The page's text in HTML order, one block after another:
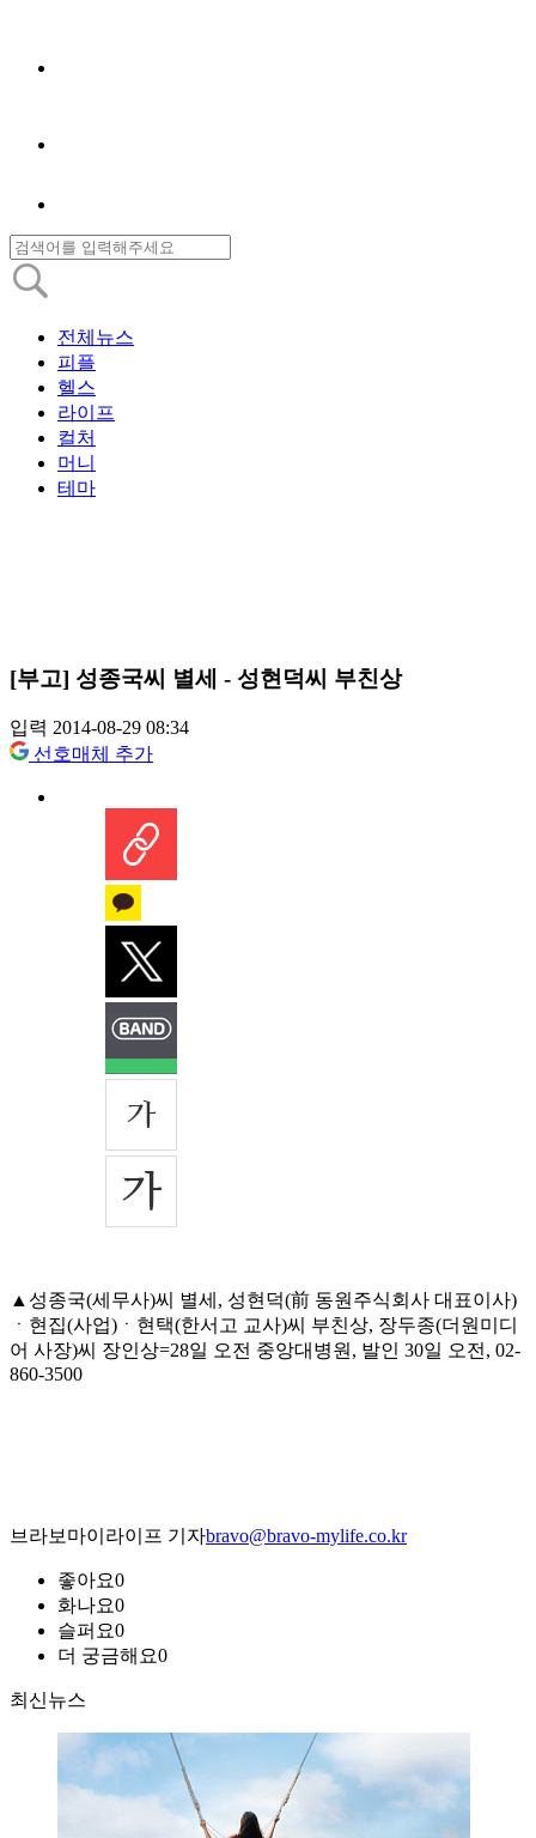
전체뉴스
피플
헬스
라이프
컬처
머니
테마
[부고] 성종국씨 별세 - 성현덕씨 부친상
입력 2014-08-29 08:34
선호매체 추가
▲성종국(세무사)씨 별세, 성현덕(前 동원주식회사 대표이사)
ㆍ현집(사업)ㆍ현택(한서고 교사)씨 부친상, 장두종(더원미디
어 사장)씨 장인상=28일 오전 중앙대병원, 발인 30일 오전, 02-
860-3500
브라보마이라이프 기자bravo@bravo-mylife.co.kr
좋아요0
화나요0
슬퍼요0
더 궁금해요0
최신뉴스